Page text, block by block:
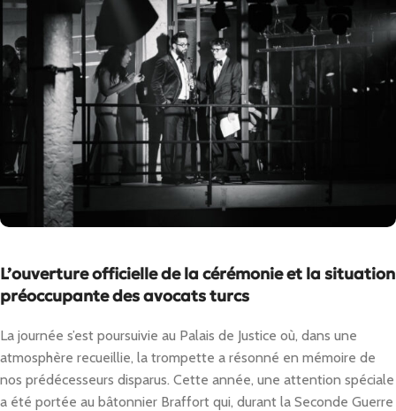
L’ouverture officielle de la cérémonie et la situation
préoccupante des avocats turcs
La journée s’est poursuivie au Palais de Justice où, dans une
atmosphère recueillie, la trompette a résonné en mémoire de
nos prédécesseurs disparus. Cette année, une attention spéciale
a été portée au bâtonnier Braffort qui, durant la Seconde Guerre